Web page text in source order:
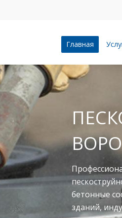
Главная
Профессионально и
пескоструйной
бетонные
зданий,